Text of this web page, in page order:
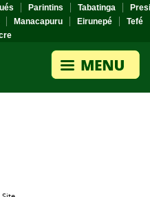
Parintins Tabatinga
Manacapuru Eirunepé
Tefé